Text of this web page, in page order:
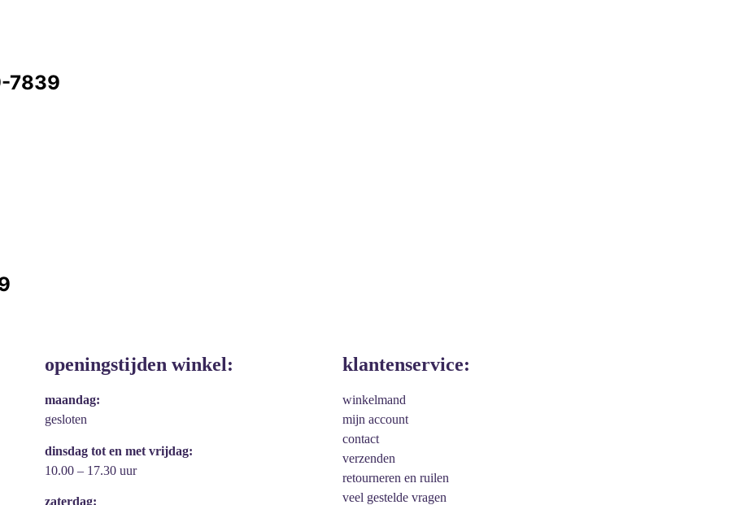
7839
openingstijden winkel:
maandag:
gesloten
dinsdag tot en met vrijdag:
10.00 – 17.30 uur
zaterdag:
klantenservice:
winkelmand
mijn account
contact
verzenden
retourneren en ruilen
veel gestelde vragen